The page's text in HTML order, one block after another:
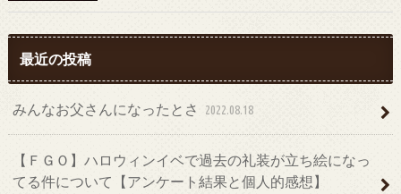
最近の投稿
みんなお父さんになったとさ 2022.08.18
【ＦＧＯ】ハロウィンイベで過去の礼装が立ち絵になっ
てる件について【アンケート結果と個人的感想】